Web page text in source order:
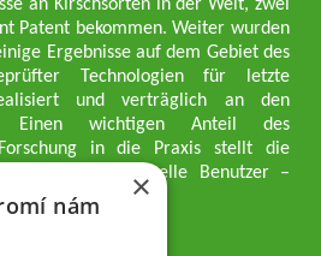
an Kirschsorten in der Welt, zwei
Patent bekommen. Weiter wurden
Ergebnisse auf dem Gebiet des
Technologien für letzte
und verträglich an den
Einen wichtigen Anteil des
in die Praxis stellt die
die an professionelle Benutzer –
übergeben wird.
×
nám